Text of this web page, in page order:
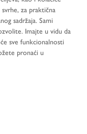
za praktična
sadržaja. Sami
Imajte u vidu da
sve funkcionalnosti
pronaći u